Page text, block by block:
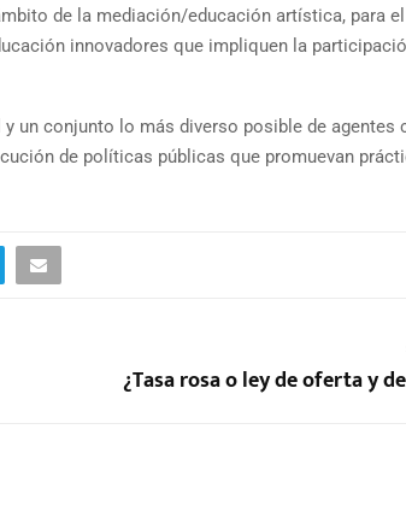
de la mediación/educación artística, para
innovadores que impliquen la
un conjunto lo más diverso posible de agentes
de políticas públicas que promuevan
¿Tasa rosa o ley de oferta y